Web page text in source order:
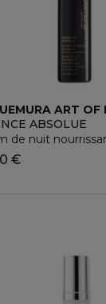
cheveux fins à
ART OF
ABSOLUE
de nuit
€